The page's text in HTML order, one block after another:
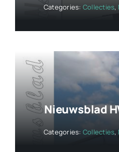
Categories: Collecties,
Nieuwsblad
Categories: Collecties,